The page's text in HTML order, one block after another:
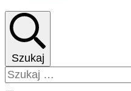
Szukaj
Szukaj: